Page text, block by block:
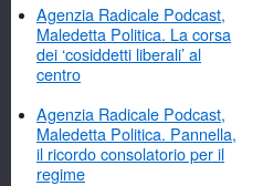
Agenzia Radicale Podcast,
Maledetta Politica. La corsa
dei ‘cosiddetti liberali’ al
centro
Agenzia Radicale Podcast,
Maledetta Politica. Pannella,
il ricordo consolatorio per il
regime